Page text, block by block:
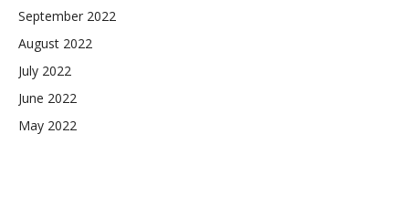
September 2022
August 2022
July 2022
June 2022
May 2022